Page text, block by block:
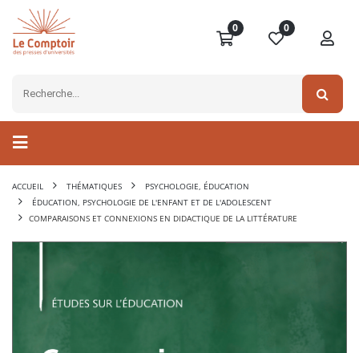
0 0
ACCUEIL THÉMATIQUES
PSYCHOLOGIE, ÉDUCATION
ÉDUCATION, PSYCHOLOGIE DE L'ENFANT ET DE L'ADOLESCENT
COMPARAISONS ET CONNEXIONS EN DIDACTIQUE DE LA LITTÉRATURE